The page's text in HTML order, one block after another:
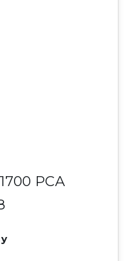
РСА